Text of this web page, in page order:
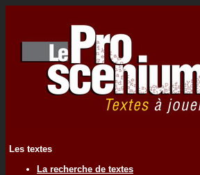
Les textes
La recherche de textes